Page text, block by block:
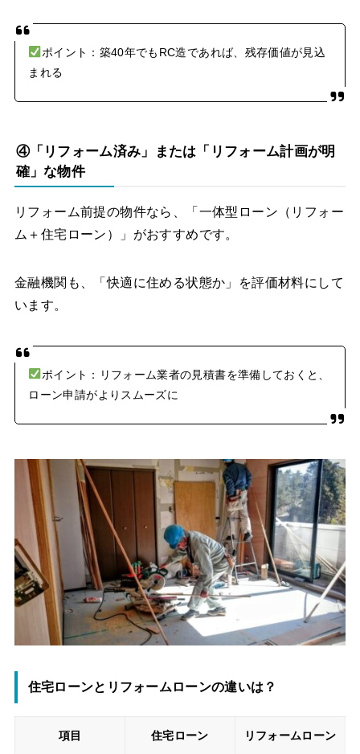
ポイント：築40年でもRC造であれば、残存価値が見込
まれる
④「リフォーム済み」または「リフォーム計画が明
確」な物件
リフォーム前提の物件なら、「一体型ローン（リフォー
ム＋住宅ローン）」がおすすめです。
金融機関も、「快適に住める状態か」を評価材料にして
います。
ポイント：リフォーム業者の見積書を準備しておくと、
ローン申請がよりスムーズに
住宅ローンとリフォームローンの違いは？
項目 住宅ローン リフォームローン